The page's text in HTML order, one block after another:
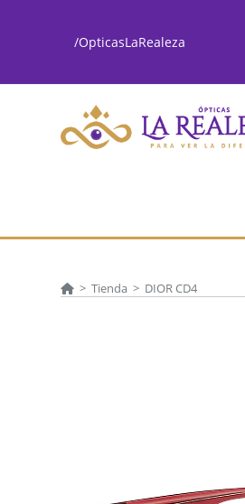
/OpticasLaRealeza
> Tienda > DIOR CD4